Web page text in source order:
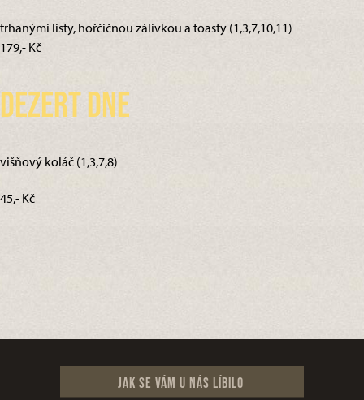
trhanými listy, hořčičnou zálivkou a toasty (1,3,7,10,11)
179,- Kč
Dezert dne
višňový koláč (1,3,7,8)
45,- Kč
Jak se vám u nás líbilo